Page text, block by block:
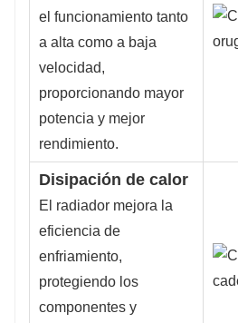
el funcionamiento tanto
a alta como a baja
velocidad,
proporcionando mayor
potencia y mejor
rendimiento.
Disipación de calor
El radiador mejora la
eficiencia de
enfriamiento,
protegiendo los
componentes y